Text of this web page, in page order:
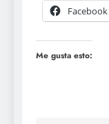
Facebook
Me gusta esto: